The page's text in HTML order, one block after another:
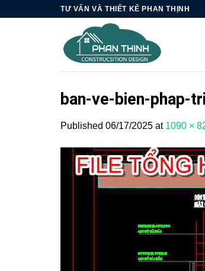
TƯ VẤN VÀ THIẾT KẾ PHAN THỊNH
ban-ve-bien-phap-
Published 06/17/2025 at 1090 ×